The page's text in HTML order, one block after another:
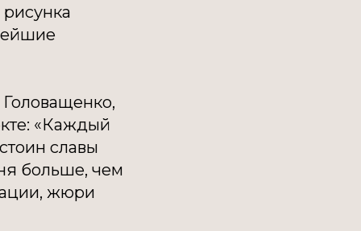
«Каждый
славы
больше, чем
жюри